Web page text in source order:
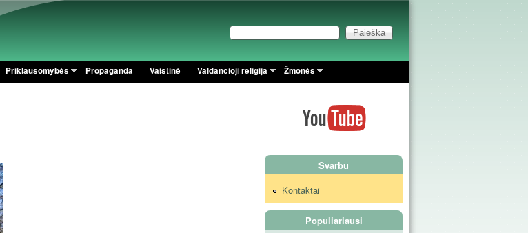
Pereiti į pagrindinį turinį
Paieškos forma
Paieška
Priklausomybės Propaganda Vaistinė Valdančioji religija Žmonės
Svarbu
Kontaktai
Populiariausi